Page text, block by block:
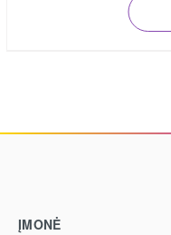
ĮMONĖ